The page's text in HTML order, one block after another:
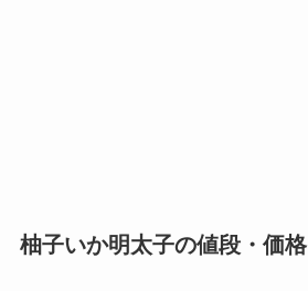
柚子いか明太子の値段・価格